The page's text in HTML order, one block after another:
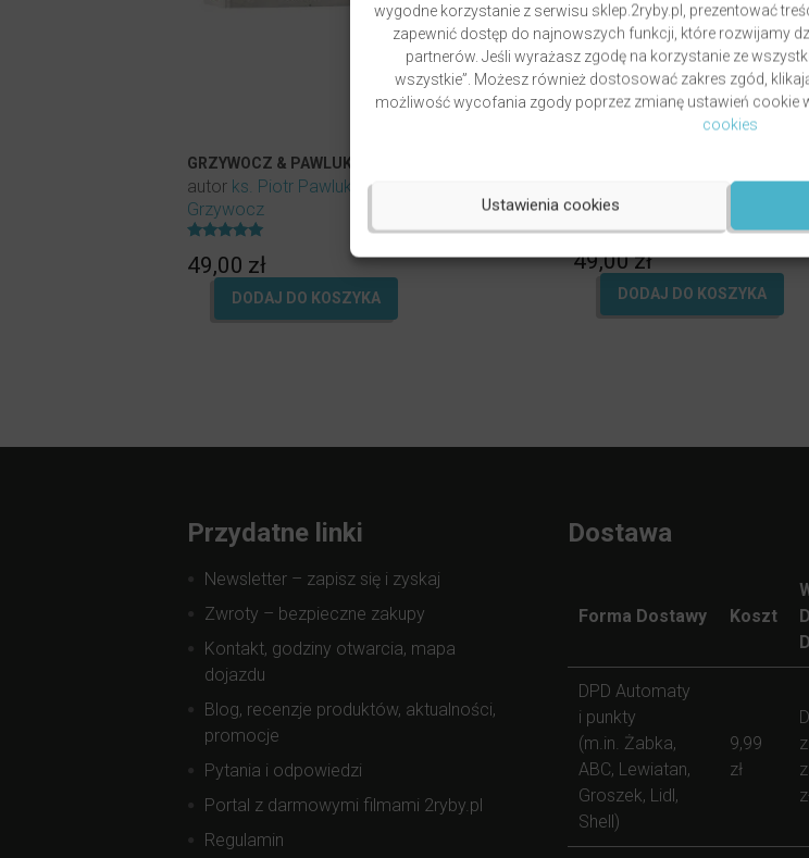
wygodne korzystanie z serwisu sklep.2ryby.pl, prezentować
zapewnić dostęp do najnowszych funkcji, które rozwijamy
partnerów. Jeśli wyrażasz zgodę na korzystanie ze
wszystkie”. Możesz również dostosować zakres zgód,
możliwość wycofania zgody poprzez zmianę ustawień cookie
cookies
Ustawienia cookies
GRZYWOCZ & PAWLUKIEWICZ | DROGA
autor ks. Piotr Pawlukiewicz
Grzywocz
5.00
na 5.
49,00 zł
DODAJ DO KOSZYKA
DZWONECZKIEM (KSIĄŻKA)
autorks. Piotr Pawlukiewicz
4.99
na 5.
49,00zł
DODAJ DO KOSZYKA
Przydatne linki
Newsletter – zapisz się i zyskaj
Zwroty – bezpieczne zakupy
Kontakt, godziny otwarcia, mapa
dojazdu
Blog, recenzje produktów, aktualności,
promocje
Pytania i odpowiedzi
Portal z darmowymi filmami 2ryby.pl
Regulamin
Dostawa
Forma Dostawy Koszt
DPD Automaty
i punkty
(m.in. Żabka,
ABC, Lewiatan,
Groszek, Lidl,
Shell)
9,99
zł